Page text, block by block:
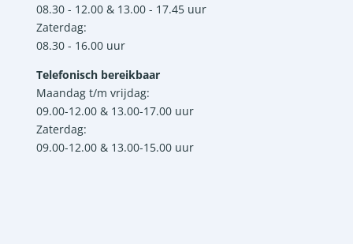
08.30 - 12.00 & 13.00 - 17.45 uur
Zaterdag:
08.30 - 16.00 uur
Telefonisch bereikbaar
Maandag t/m vrijdag:
09.00-12.00 & 13.00-17.00 uur
Zaterdag:
09.00-12.00 & 13.00-15.00 uur